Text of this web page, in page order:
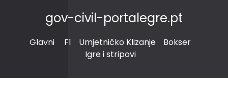
gov-civil-portalegre.pt
Glavni F1 Umjetničko Klizanje
Bokser
Igre i stripovi